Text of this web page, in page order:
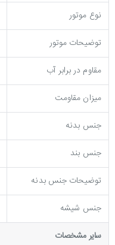
نوع موتور
توضیحات موتور
مقاوم در برابر آب
میزان مقاومت
جنس بدنه
جنس بند
توضيحات جنس بدنه
جنس شیشه
ساير مشخصات